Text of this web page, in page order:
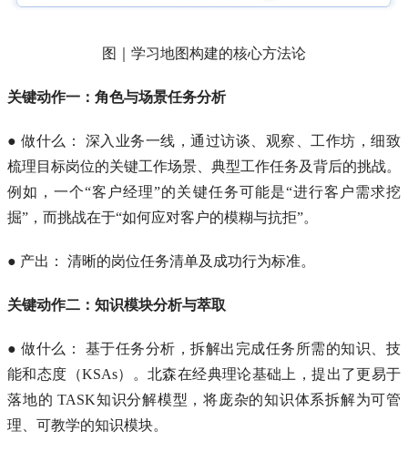
图｜学习地图构建的核心方法论
关键动作一：角色与场景任务分析
● 做什么： 深入业务一线，通过访谈、观察、工作坊，细致
梳理目标岗位的关键工作场景、典型工作任务及背后的挑战。
例如，一个“客户经理”的关键任务可能是“进行客户需求挖
掘”，而挑战在于“如何应对客户的模糊与抗拒”。
● 产出： 清晰的岗位任务清单及成功行为标准。
关键动作二：知识模块分析与萃取
● 做什么： 基于任务分析，拆解出完成任务所需的知识、技
能和态度（KSAs）。北森在经典理论基础上，提出了更易于
落地的 TASK知识分解模型，将庞杂的知识体系拆解为可管
理、可教学的知识模块。